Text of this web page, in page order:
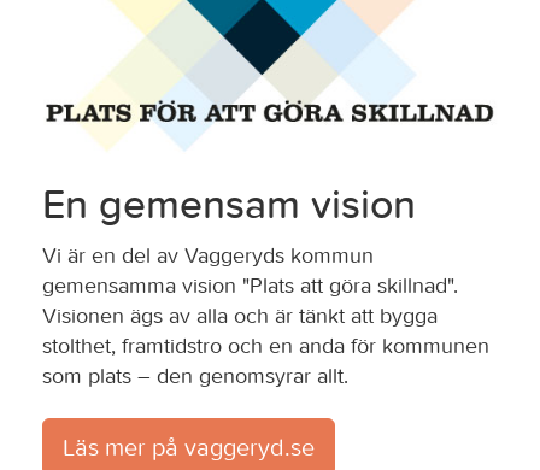
En gemensam vision
Vi är en del av Vaggeryds kommun
gemensamma vision "Plats att göra skillnad".
Visionen ägs av alla och är tänkt att bygga
stolthet, framtidstro och en anda för kommunen
som plats – den genomsyrar allt.
Läs mer på vaggeryd.se